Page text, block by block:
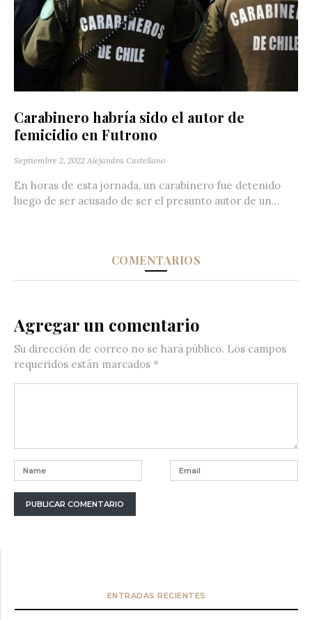
Carabinero habría sido el autor de
femicidio en Futrono
Septiembre 2, 2022 Alejandra Castellano
En horas de esta jornada, un carabinero fue detenido
luego de ser acusado de ser el presunto autor de un...
COMENTARIOS
Agregar un comentario
Su dirección de correo no se hará público. Los campos
requeridos están marcados *
ENTRADAS RECIENTES